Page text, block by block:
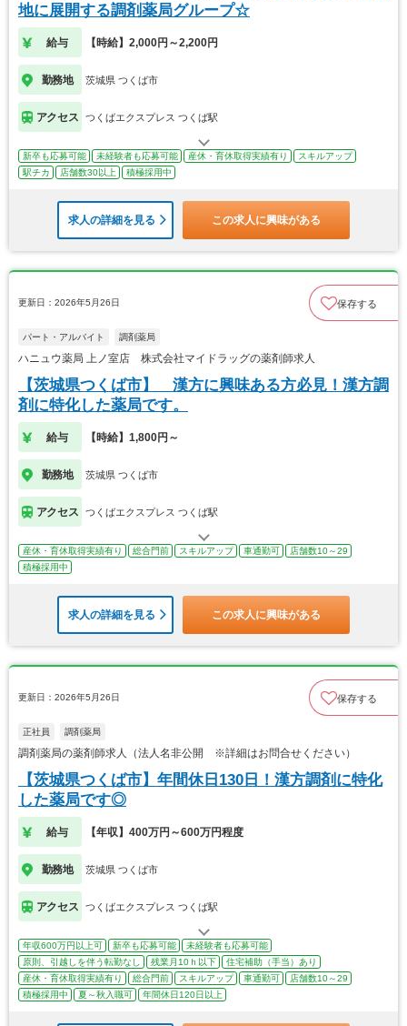
地に展開する調剤薬局グループ☆
給与 【時給】2,000円～2,200円
勤務地 茨城県 つくば市
アクセス つくばエクスプレス つくば駅
新卒も応募可能 未経験者も応募可能 産休・育休取得実績有り
スキルアップ
駅チカ
店舗数30以上 積極採用中
求人の詳細を見る この求人に興味がある
更新日：2026年5月26日 保存する
パート・アルバイト 調剤薬局
ハニュウ薬局 上ノ室店 株式会社マイドラッグの薬剤師求人
【茨城県つくば市】 漢方に興味ある方必見！漢方調
剤に特化した薬局です。
給与 【時給】1,800円～
勤務地 茨城県 つくば市
アクセス つくばエクスプレス つくば駅
産休・育休取得実績有り 総合門前 スキルアップ 車通勤可
店舗数10～29
積極採用中
求人の詳細を見る この求人に興味がある
更新日：2026年5月26日 保存する
正社員 調剤薬局
調剤薬局の薬剤師求人（法人名非公開 ※詳細はお問合せください）
【茨城県つくば市】年間休日130日！漢方調剤に特化
した薬局です◎
給与 【年収】400万円～600万円程度
勤務地 茨城県 つくば市
アクセス つくばエクスプレス つくば駅
年収600万円以上可 新卒も応募可能
未経験者も応募可能
原則、引越しを伴う転勤なし
残業月10ｈ以下
住宅補助（手当）あり
産休・育休取得実績有り
総合門前 スキルアップ 車通勤可
店舗数10～29
積極採用中
夏～秋入職可 年間休日120日以上